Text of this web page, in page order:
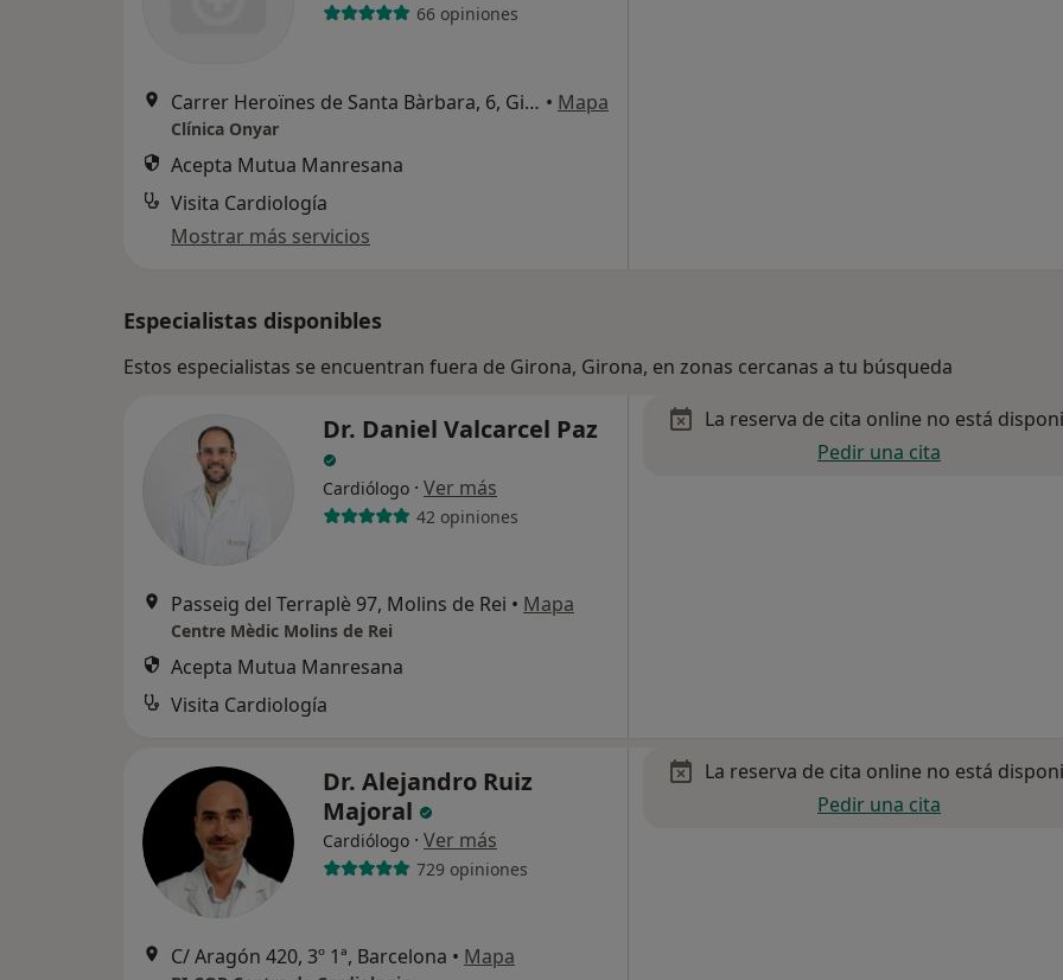
66 opiniones
Carrer Heroïnes de Santa Bàrbara, 6, Girona • Mapa
Clínica Onyar
Acepta Mutua Manresana
Visita Cardiología
Mostrar más servicios
Especialistas disponibles
Estos especialistas se encuentran fuera de Girona, Girona, en zonas cercanas a tu búsqueda
Dr. Daniel Valcarcel Paz
Cardiólogo · Ver más
42 opiniones
Passeig del Terraplè 97, Molins de Rei • Mapa
Centre Mèdic Molins de Rei
Acepta Mutua Manresana
Visita Cardiología
La reserva de cita online no está
Pedir una cita
Dr. Alejandro Ruiz
Majoral
Cardiólogo · Ver más
729 opiniones
C/ Aragón 420, 3º 1ª, Barcelona • Mapa
La reserva de cita online no está
Pedir una cita